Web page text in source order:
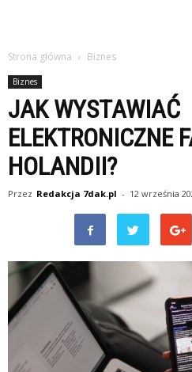
Strona główna Biznes
Biznes
JAK WYSTAWIAĆ
ELEKTRONICZNE
HOLANDII?
Przez Redakcja 7dak.pl - 12 września